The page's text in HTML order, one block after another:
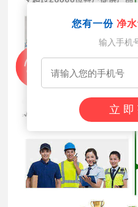
您有一份 净
输入手机
立